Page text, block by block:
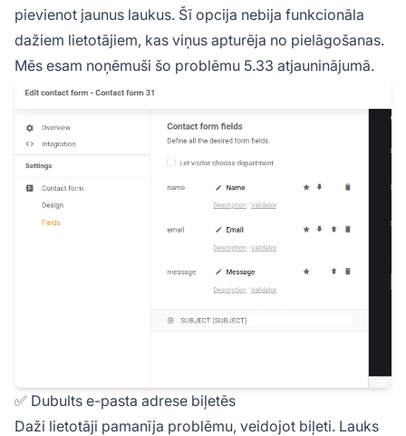
pievienot jaunus laukus. Šī opcija nebija funkcionāla
dažiem lietotājiem, kas viņus apturēja no pielāgošanas.
Mēs esam noņēmuši šo problēmu 5.33 atjauninājumā.
✅ Dubults e-pasta adrese biļetēs
Daži lietotāji pamanīja problēmu, veidojot biļeti. Lauks